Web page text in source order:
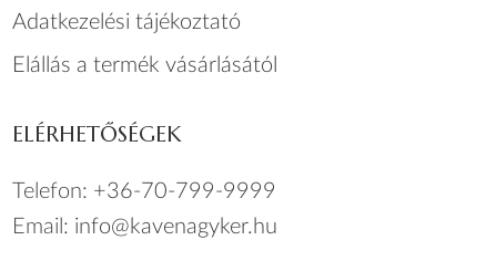
Adatkezelési tájékoztató
Elállás a termék vásárlásától
ELÉRHETŐSÉGEK
Telefon: +36-70-799-9999
Email: info@kavenagyker.hu